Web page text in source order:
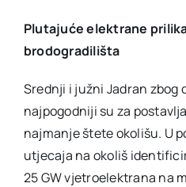
Plutajuće elektrane
brodogradilišta
Srednji i južni Jadran zbog
najpogodniji su za
najmanje štete okolišu. U
utjecaja na okoliš
25 GW vjetroelektrana na